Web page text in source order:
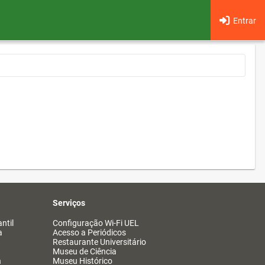
Entrar
Serviços
Configuração Wi-Fi UEL
Acesso a Periódicos
Restaurante Universitário
Museu de Ciência
Museu Histórico